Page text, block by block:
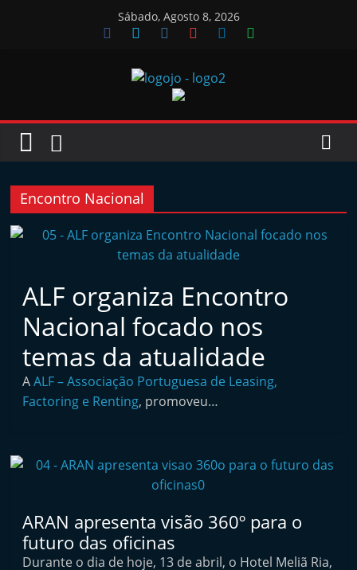
Sábado, Agosto 8, 2026
Jornal
Oficinas
J
o
n
a
n
d
d
e
Encontro Nacional
ALF organiza Encontro
Nacional focado nos
temas da atualidade
AALF – Associação Portuguesa de Leasing,
Factoring e Renting, promoveu…
ARAN apresenta visão 360º para o
futuro das oficinas
Durante o dia de hoje, 13 de abril, o Hotel Meliã Ria,